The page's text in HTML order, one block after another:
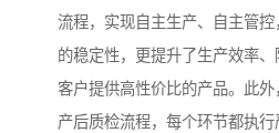
流程，实现自主生产、自主管
的稳定性，更提升了生产效率
客户提供高性价比的产品。此
产后质检流程，每个环节都执